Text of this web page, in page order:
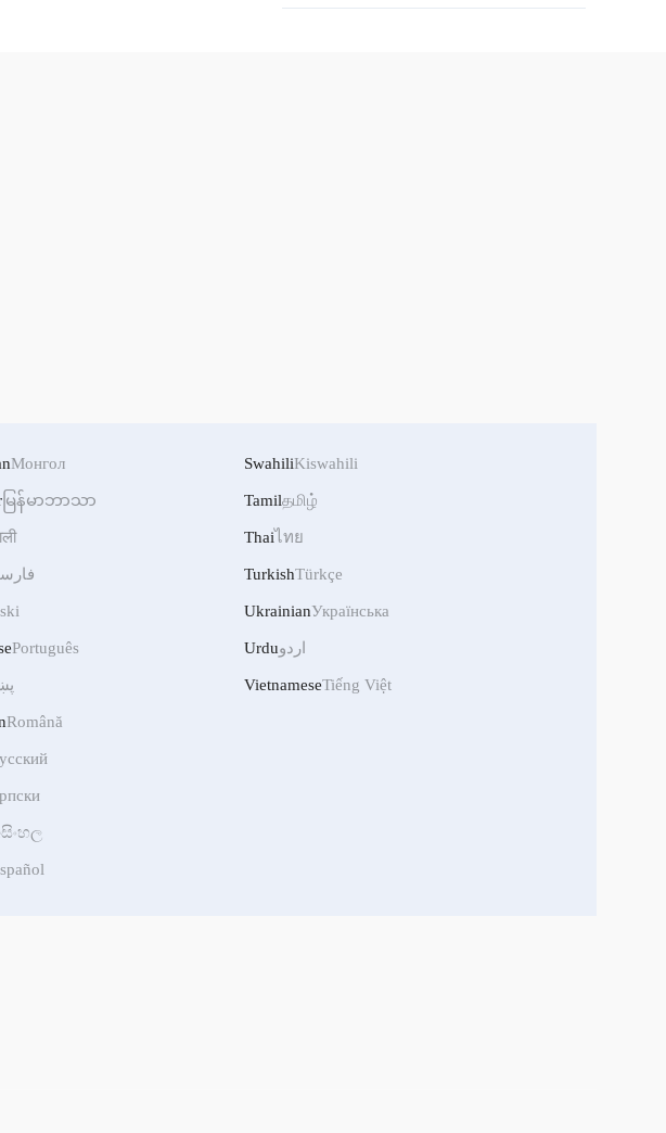
Монгол
မြန်မာဘာသာ
Português
Română
සිංහල
SwahiliKiswahili
Tamilதமிழ்
Thaiไทย
TurkishTürkçe
UkrainianУкраїнська
Urduاردو
VietnameseTiếng Việt